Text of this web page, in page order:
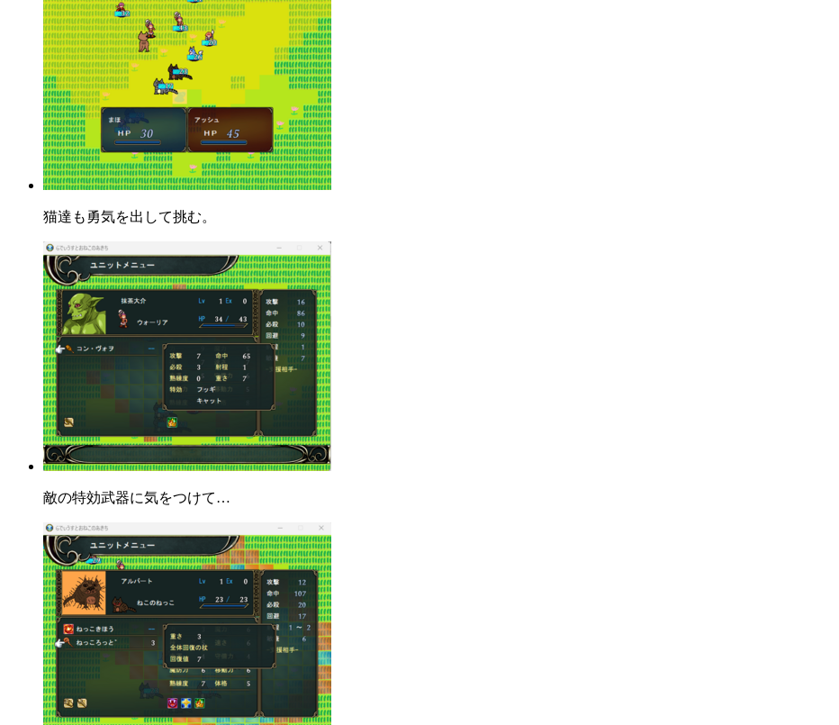
猫達も勇気を出して挑む。
敵の特効武器に気をつけて…